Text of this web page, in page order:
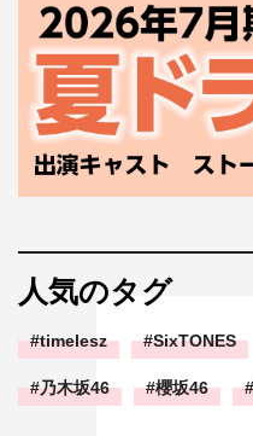
人気のタグ
timelesz SixTONES
乃木坂46 櫻坂46